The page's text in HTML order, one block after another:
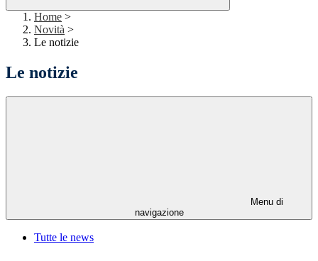
Home >
Novità >
Le notizie
Le notizie
Menu di
navigazione
Tutte le news